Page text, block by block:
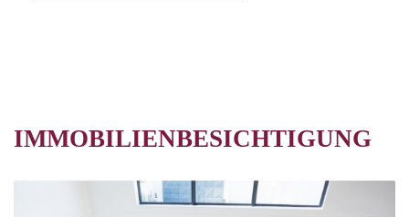
IMMOBILIENBESICHTIGUNG